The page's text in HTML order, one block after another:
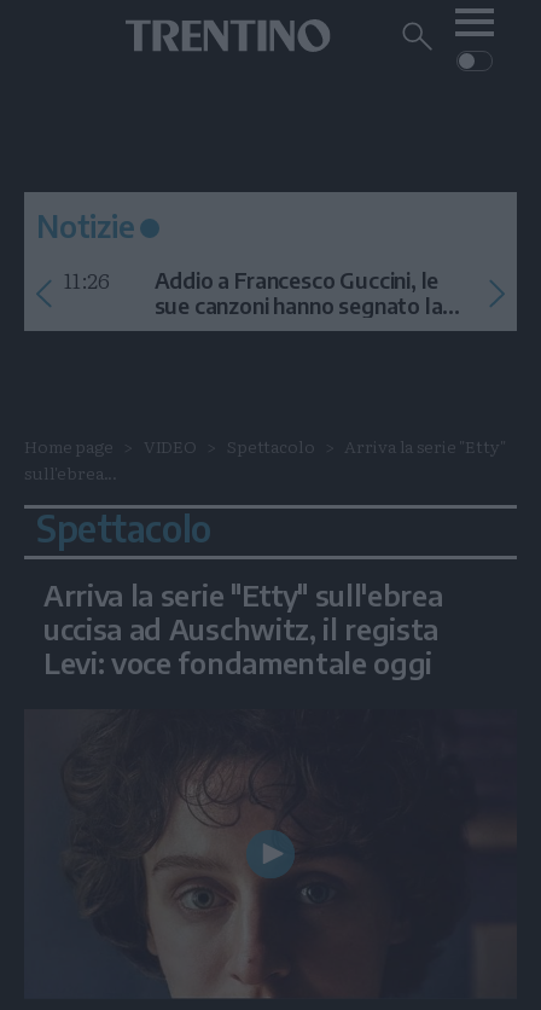
Cerca
CRONACA
GARDA
CULTURA
VIDEO
Notizie
11:26
Addio a Francesco Guccini, le
sue canzoni hanno segnato la
storia
Home page VIDEO Spettacolo
Arriva la serie "Etty"
sull'ebrea...
Spettacolo
Arriva la serie "Etty" sull'ebrea
uccisa ad Auschwitz, il regista
Levi: voce fondamentale oggi
Play
Video